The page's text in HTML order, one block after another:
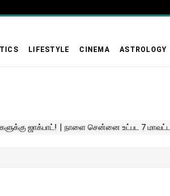
LIFESTYLE CINEMA ASTROLOGY